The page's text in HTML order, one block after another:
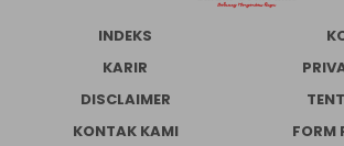
INDEKS
KARIR
DISCLAIMER
KONTAK KAMI
FORM